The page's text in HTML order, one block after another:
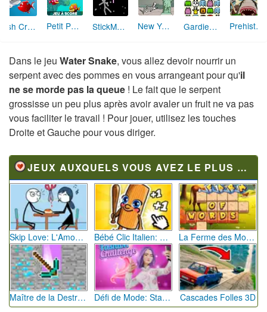
Fish Crunch Petit Poisson StickMan Laser New York Shark Gardien de Zoo Prehistoric Shark
Dans le jeu Water Snake, vous allez devoir nourrir un
serpent avec des pommes en vous arrangeant pour qu'il
ne se morde pas la queue ! Le fait que le serpent
grossisse un peu plus après avoir avaler un fruit ne va pas
vous faciliter le travail ! Pour jouer, utilisez les touches
Droite et Gauche pour vous diriger.
JEUX AUXQUELS VOUS AVEZ LE PLUS JOUÉ
Skip Love: L'Amour en Péril Bébé Clic Italien: La Folie des Petits Bambins La Ferme des Mots - Cultivez votre Vocabulaire
Maître de la Destruction: Fusion de Pioches Défi de Mode: Star du Podium Cascades Folles 3D